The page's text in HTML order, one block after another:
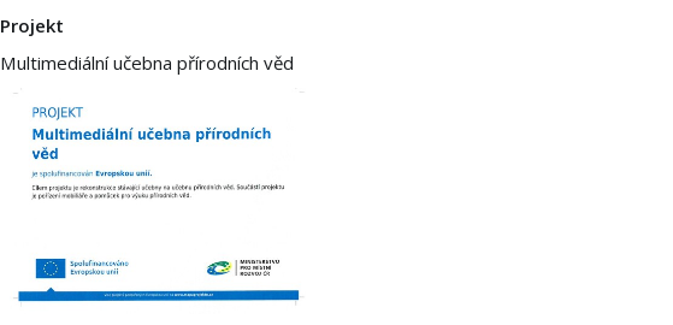
Projekt
Multimediální učebna přírodních věd